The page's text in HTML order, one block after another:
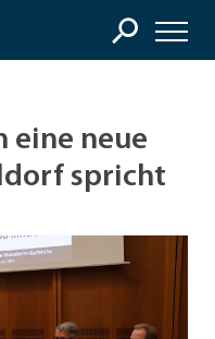
eine neue
spricht